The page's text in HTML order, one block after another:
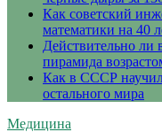
Как советский
математики на 40
Действительно ли
пирамида
Как в СССР
остального мира
Медицина